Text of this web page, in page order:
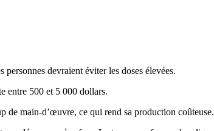
devraient éviter les doses élevées.
entre 500 et 5 000 dollars.
de main-d’œuvre, ce qui rend sa production coûteuse.